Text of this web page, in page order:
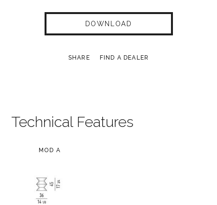
DOWNLOAD
SHARE FIND A DEALER
Technical Features
MOD A